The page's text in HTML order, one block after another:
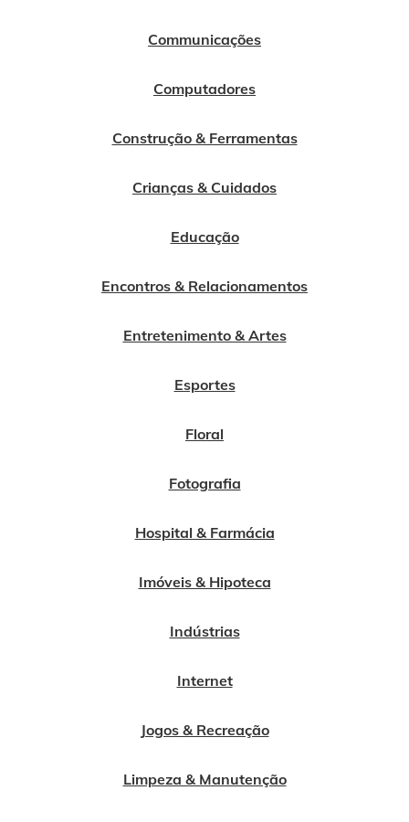
Communicações
Computadores
Construção & Ferramentas
Crianças & Cuidados
Educação
Encontros & Relacionamentos
Entretenimento & Artes
Esportes
Floral
Fotografia
Hospital & Farmácia
Imóveis & Hipoteca
Indústrias
Internet
Jogos & Recreação
Limpeza & Manutenção